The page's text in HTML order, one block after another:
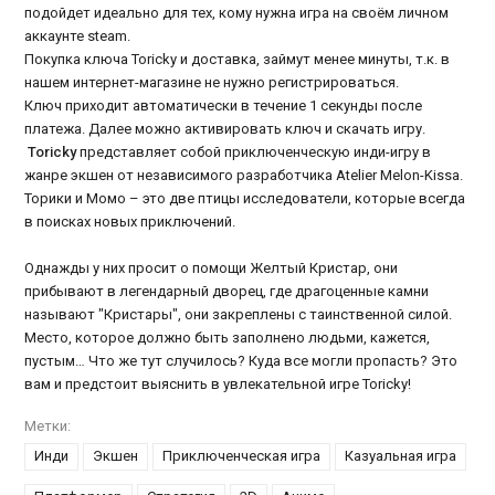
подойдет идеально для тех, кому нужна игра на своём личном
аккаунте steam.
Покупка ключа Toricky и доставка, займут менее минуты, т.к. в
нашем интернет-магазине не нужно регистрироваться.
Ключ приходит автоматически в течение 1 секунды после
платежа. Далее можно активировать ключ и скачать игру.
Torickyпредставляет собой приключенческую инди-игру в
жанре экшен от независимого разработчика Atelier Melon-Kissa.
Торики и Момо – это две птицы исследователи, которые всегда
в поисках новых приключений.
Однажды у них просит о помощи Желтый Кристар, они
прибывают в легендарный дворец, где драгоценные камни
называют "Кристары", они закреплены с таинственной силой.
Место, которое должно быть заполнено людьми, кажется,
пустым… Что же тут случилось? Куда все могли пропасть? Это
вам и предстоит выяснить в увлекательной игре Toricky!
Метки:
Инди
Экшен Приключенческая игра Казуальная игра